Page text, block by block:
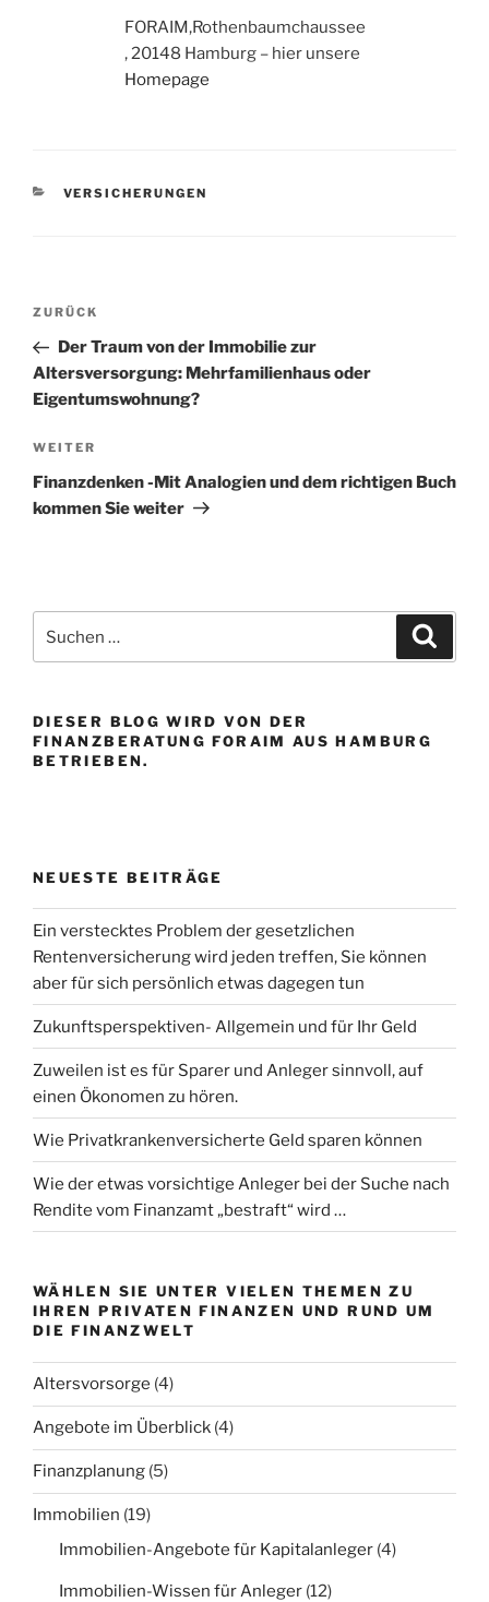
FORAIM,Rothenbaumchaussee
, 20148 Hamburg – hier unsere
Homepage
KATEGORIEN
VERSICHERUNGEN
Beitragsnavigation
Vorheriger
Beitrag
ZURÜCK
Der Traum von der Immobilie zur
Altersversorgung: Mehrfamilienhaus oder
Eigentumswohnung?
Nächster
Beitrag
WEITER
Finanzdenken -Mit Analogien und dem richtigen Buch
kommen Sie weiter
nach:
DIESER BLOG WIRD VON DER
FINANZBERATUNG FORAIM AUS HAMBURG
BETRIEBEN.
NEUESTE BEITRÄGE
Ein verstecktes Problem der gesetzlichen
Rentenversicherung wird jeden treffen, Sie können
aber für sich persönlich etwas dagegen tun
Zukunftsperspektiven- Allgemein und für Ihr Geld
Zuweilen ist es für Sparer und Anleger sinnvoll, auf
einen Ökonomen zu hören.
Wie Privatkrankenversicherte Geld sparen können
Wie der etwas vorsichtige Anleger bei der Suche nach
Rendite vom Finanzamt „bestraft“ wird …
WÄHLEN SIE UNTER VIELEN THEMEN ZU
IHREN PRIVATEN FINANZEN UND RUND UM
DIE FINANZWELT
Altersvorsorge (4)
Angebote im Überblick (4)
Finanzplanung (5)
Immobilien (19)
Immobilien-Angebote für Kapitalanleger (4)
Immobilien-Wissen für Anleger (12)